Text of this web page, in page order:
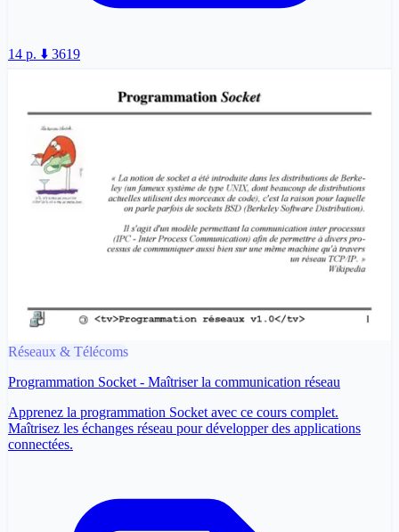
14 p. ⬇️ 3619
Réseaux & Télécoms
Programmation Socket - Maîtriser la communication réseau
Apprenez la programmation Socket avec ce cours complet.
Maîtrisez les échanges réseau pour développer des applications
connectées.